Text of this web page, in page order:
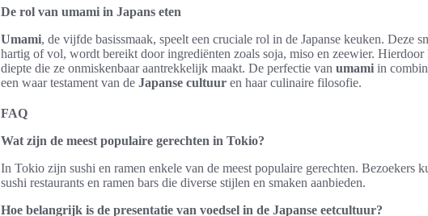
De rol van umami in Japans eten
Umami, de vijfde basissmaak, speelt een cruciale rol in de Japanse keuken. Deze
hartig of vol, wordt bereikt door ingrediënten zoals soja, miso en zeewier. Hierdoor
diepte die ze onmiskenbaar aantrekkelijk maakt. De perfectie van umami in
een waar testament van de Japanse cultuur en haar culinaire filosofie.
FAQ
Wat zijn de meest populaire gerechten in Tokio?
In Tokio zijn sushi en ramen enkele van de meest populaire gerechten. Bezoekers
sushi restaurants en ramen bars die diverse stijlen en smaken aanbieden.
Hoe belangrijk is de presentatie van voedsel in de Japanse eetcultuur?